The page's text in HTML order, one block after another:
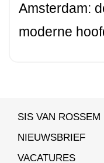
Amsterdam:
moderne
SIS VAN ROSSEM
NIEUWSBRIEF
VACATURES